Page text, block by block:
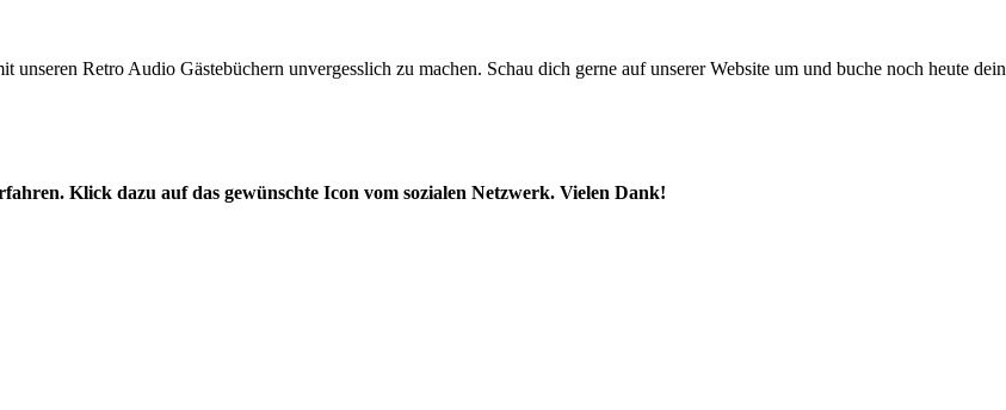
Retro Audio Gästebüchern unvergesslich zu machen. Schau dich gerne auf unserer Website um und buche noch heute dein
Klick dazu auf das gewünschte Icon vom sozialen Netzwerk. Vielen Dank!